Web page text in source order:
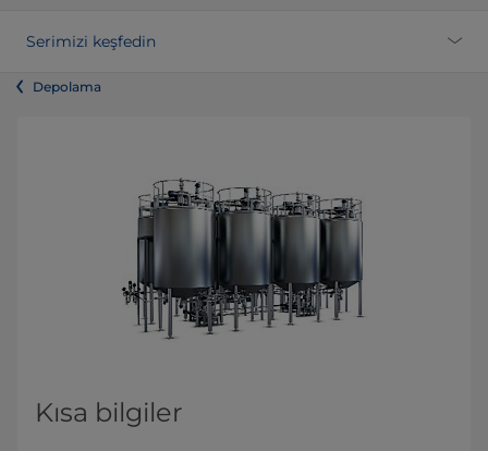
Serimizi keşfedin
Depolama
Kısa bilgiler